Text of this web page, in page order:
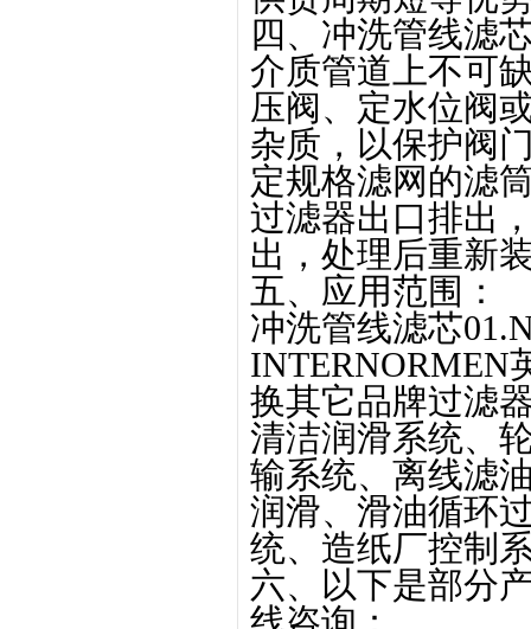
四、冲洗管线滤
介质管道上不可
压阀、定水位阀
杂质，以保护阀
定规格滤网的滤
过滤器出口排出
出，处理后重新
五、应用范围：
冲洗管线滤芯
INTERNORMEN
换其它品牌过滤
清洁润滑系统、
输系统、离线滤
润滑、滑油循环
统、造纸厂控制
六、以下是部分